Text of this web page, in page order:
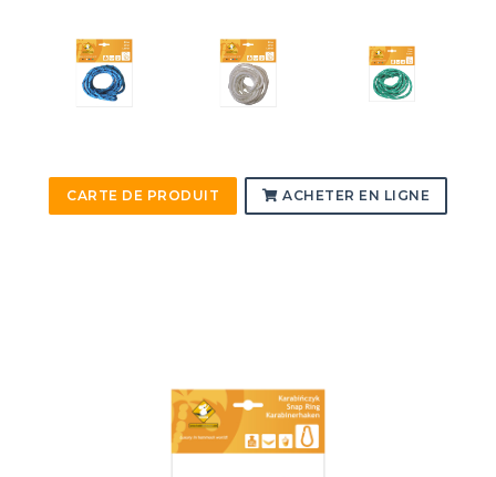
CARTE DE PRODUIT ACHETER EN LIGNE